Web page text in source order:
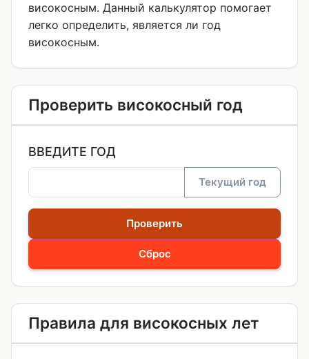
високосным. Данный калькулятор помогает
легко определить, является ли год
високосным.
Проверить високосный год
ВВЕДИТЕ ГОД
Текущий год
Сброс
Проверить
Правила для високосных лет